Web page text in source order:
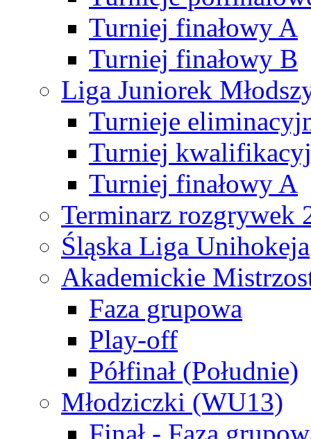
Turniej finałowy A
Turniej finałowy B
Liga Juniorek
Turnieje
Turniej
Turniej finałowy A
Terminarz rozgrywek
Śląska Liga Unihokeja
Akademickie
Faza grupowa
Play-off
Półfinał (Południe)
Młodziczki (WU13)
Finał - Faza